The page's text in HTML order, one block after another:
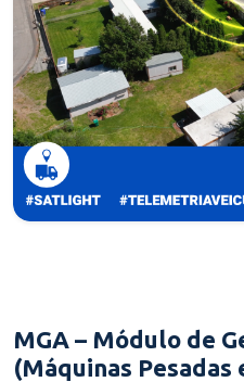
MGA – Módulo de
(Máquinas Pesadas